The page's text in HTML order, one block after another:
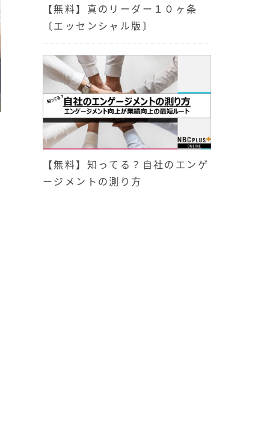
【無料】真のリーダー１０ヶ条
〔エッセンシャル版〕
【無料】知ってる？自社のエンゲ
ージメントの測り方